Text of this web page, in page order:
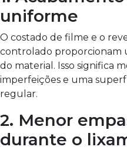
uniforme
O costado de filme e o
controlado proporcionam
do material. Isso significa
imperfeições e uma
regular.
2. Menor
durante o